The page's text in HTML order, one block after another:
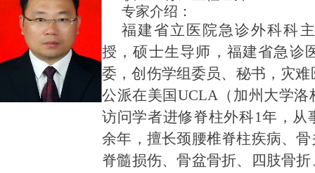
专家介绍：
福建省立医院急诊外科科
授，硕士生导师，福建省急诊
委，创伤学组委员、秘书，灾
公派在美国UCLA（加州大学
访问学者进修脊柱外科1年，从
余年，擅长颈腰椎脊柱疾病、
脊髓损伤、骨盆骨折、四肢骨